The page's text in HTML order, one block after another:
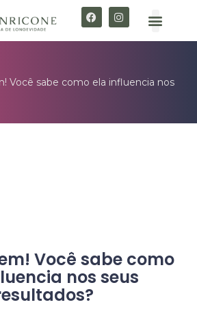
Você sabe como ela influencia nos
Você sabe como
nos seus